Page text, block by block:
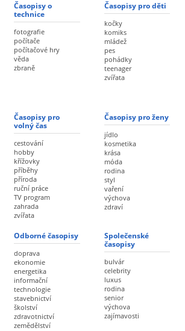
Časopisy o
technice
fotografie
počítače
počítačové hry
věda
zbraně
Časopisy pro děti
kočky
komiks
mládež
pes
pohádky
teenager
zvířata
Časopisy pro
volný čas
cestování
hobby
křížovky
příběhy
příroda
ruční práce
TV program
zahrada
zvířata
Časopisy pro ženy
jídlo
kosmetika
krása
móda
rodina
styl
vaření
výchova
zdraví
Odborné časopisy
doprava
ekonomie
energetika
informační
technologie
stavebnictví
školství
zdravotnictví
zemědělství
Společenské
časopisy
bulvár
celebrity
luxus
rodina
senior
výchova
zajímavosti